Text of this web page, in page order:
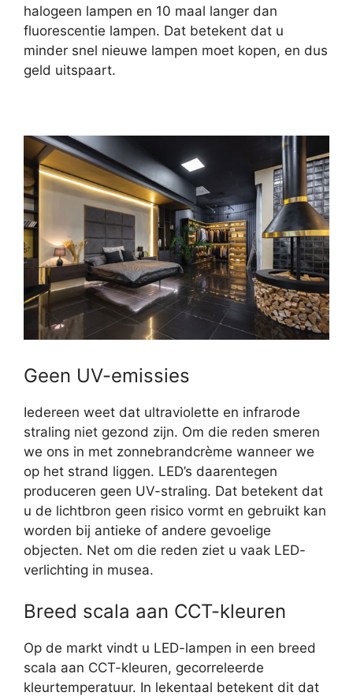
halogeen lampen en 10 maal langer dan
fluorescentie lampen. Dat betekent dat u
minder snel nieuwe lampen moet kopen, en dus
geld uitspaart.
Geen UV-emissies
Iedereen weet dat ultraviolette en infrarode
straling niet gezond zijn. Om die reden smeren
we ons in met zonnebrandcrème wanneer we
op het strand liggen. LED’s daarentegen
produceren geen UV-straling. Dat betekent dat
u de lichtbron geen risico vormt en gebruikt kan
worden bij antieke of andere gevoelige
objecten. Net om die reden ziet u vaak LED-
verlichting in musea.
Breed scala aan CCT-kleuren
Op de markt vindt u LED-lampen in een breed
scala aan CCT-kleuren, gecorreleerde
kleurtemperatuur. In lekentaal betekent dit dat